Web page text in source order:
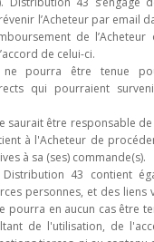
l’Acheteur par email
de
de celui-ci.
ne pourra être tenue
qui pourraient
saurait être responsable
à l'Acheteur de
à sa (ses) commande(s).
43 contient
personnes, et des liens
pourra en aucun cas être
de l'utilisation, de